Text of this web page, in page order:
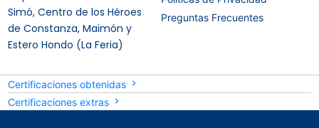
Simó, Centro de los Héroes
de Constanza, Maimón y
Estero Hondo (La Feria)
Preguntas Frecuentes
Certificaciones obtenidas
Certificaciones extras